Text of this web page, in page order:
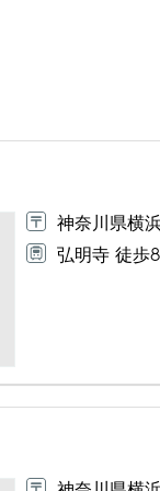
神奈川県横
弘明寺 徒歩